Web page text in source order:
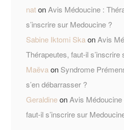
natonAvis Médoucine :
s’inscrire sur Medoucine ?
Sabine Iktomi SkaonAvis
Thérapeutes, faut-il
Maëvaon Syndrome
s’en débarrasser ?
GeraldineonAvis
faut-il s’inscrire sur